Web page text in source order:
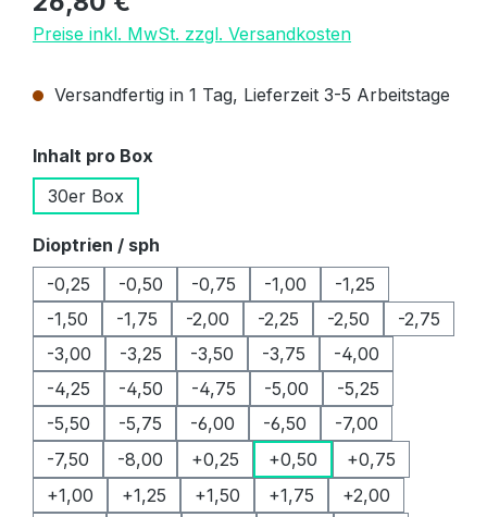
Preise inkl. MwSt. zzgl. Versandkosten
Versandfertig in 1 Tag, Lieferzeit 3-5 Arbeitstage
Inhalt pro Box
30er Box
Dioptrien / sph
-0,25
-0,50 -0,75 -1,00
-1,25
-1,50
-1,75 -2,00 -2,25 -2,50
-2,75
-3,00
-3,25 -3,50 -3,75
-4,00
-4,25
-4,50 -4,75 -5,00
-5,25
-5,50
-5,75 -6,00 -6,50
-7,00
-7,50
-8,00 +0,25 +0,50
+0,75
+1,00
+1,25 +1,50 +1,75
+2,00